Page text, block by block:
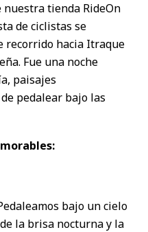
tienda RideOn
de ciclistas se
recorrido hacia Itraque
Fue una noche
paisajes
pedalear bajo las
bajo un cielo
la brisa nocturna y la